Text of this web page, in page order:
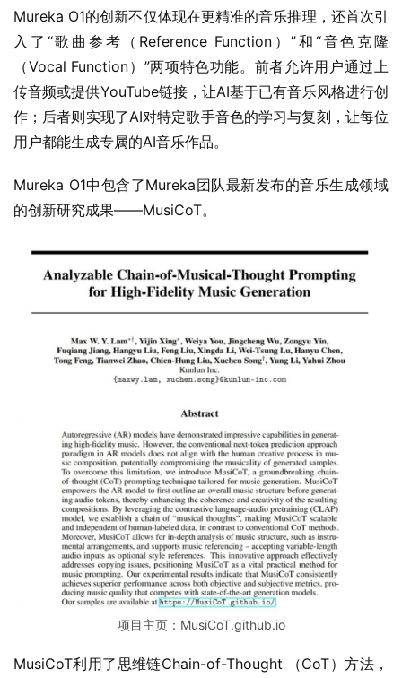
Mureka O1的创新不仅体现在更精准的音乐推理，还首次引
入了“歌曲参考（Reference Function）”和“音色克隆
（Vocal Function）”两项特色功能。前者允许用户通过上
传音频或提供YouTube链接，让AI基于已有音乐风格进行创
作；后者则实现了AI对特定歌手音色的学习与复刻，让每位
用户都能生成专属的AI音乐作品。
Mureka O1中包含了Mureka团队最新发布的音乐生成领域
的创新研究成果——MusiCoT。
项目主页：MusiCoT.github.io
MusiCoT利用了思维链Chain-of-Thought （CoT）方法，